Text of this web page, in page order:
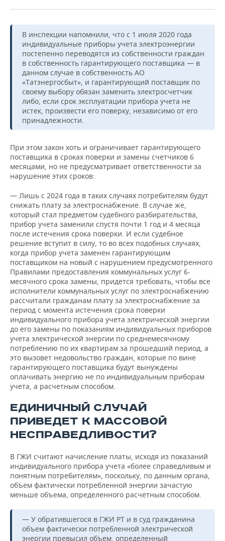
В инспекции напомнили, что с 1 июля 2020 года
индивидуальные приборы учета электроэнергии
постепенно переводятся из собственности граждан
в собственность гарантирующего поставщика — в
данном случае в собственность АО
«Татэнергосбыт», и гарантирующий поставщик по
своему выбору обязан заменить электросчетчик
либо, если срок эксплуатации прибора учета не
истек, произвести его поверку, независимо от его
принадлежности.
При этом закон хоть и ограничивает гарантирующего
поставщика в сроках поверки и замены счетчиков 6
месяцами, но не предусматривает ответственности за
нарушение этих сроков:
— Лишь с 2024 года в таких случаях потребителям будут
снижать плату за электроснабжение. В случае же,
который стал предметом судебного разбирательства,
прибор учета заменили спустя почти 1 год и 4 месяца
после истечения срока поверки. И если судебное
решение вступит в силу, то во всех подобных случаях,
когда прибор учета заменен гарантирующим
поставщиком на новый с нарушением предусмотренного
Правилами предоставления коммунальных услуг 6-
месячного срока замены, придется требовать, чтобы все
исполнители коммунальных услуг по электроснабжению
рассчитали гражданам плату за электроснабжение за
период с момента истечения срока поверки
индивидуального прибора учета электрической энергии
до его замены по показаниям индивидуальных приборов
учета электрической энергии по среднемесячному
потреблению по их квартирам за прошедший период, а
это вызовет недовольство граждан, которые по вине
гарантирующего поставщика будут вынуждены
оплачивать энергию не по индивидуальным приборам
учета, а расчетным способом.
ЕДИНИЧНЫЙ СЛУЧАЙ
ПРИВЕДЕТ К МАССОВОЙ
НЕСПРАВЕДЛИВОСТИ?
В ГЖИ считают начисление платы, исходя из показаний
индивидуального прибора учета «более справедливым и
понятным потребителям», поскольку, по данным органа,
объем фактически потребленной энергии зачастую
меньше объема, определенного расчетным способом.
— У обратившегося в ГЖИ РТ и в суд гражданина
объем фактически потребленной электрической
энергии превысил объем, определенный